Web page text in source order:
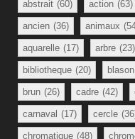
abstrait (60) action (63)
ancien (36) animaux
aquarelle (17) arbre (23)
bibliotheque (20) blason
brun (26) cadre (42)
carnaval (17) cercle
chromatique (48)